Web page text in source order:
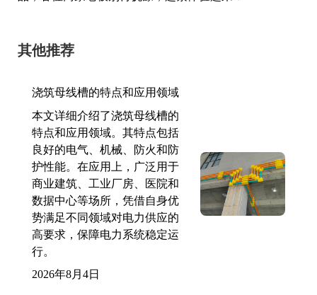
其他推荐
浇筑母线槽的特点和应用领域
本文详细介绍了浇筑母线槽的
特点和应用领域。其特点包括
良好的电气、机械、防火和防
护性能。在应用上，广泛用于
商业建筑、工业厂房、医院和
数据中心等场所，凭借自身优
势满足不同领域对电力供应的
高要求，保障电力系统稳定运
行。
2026年8月4日